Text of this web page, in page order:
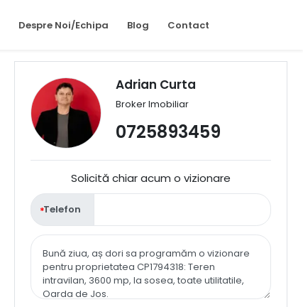
Despre Noi/Echipa Blog Contact
Adrian Curta
Broker Imobiliar
0725893459
Solicită chiar acum o vizionare
Telefon